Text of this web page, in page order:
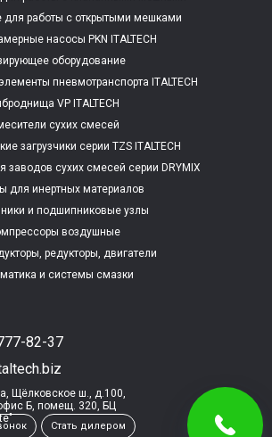
для работы с открытыми мешками
насосы PKN ITALTECH
оборудование
пневмотранспорта ITALTECH
VP ITALTECH
сухих смесей
загрузчики серии TZS ITALTECH
заводов сухих смесей серии DRYMIX
ITALTECH
для инертных материалов
и подшипниковые узлы
воздушные
редукторы, двигатели
и системы смазки
82-37
Щёлковское ш., д.100,
Б, помещ. 320, БЦ
Стать дилером